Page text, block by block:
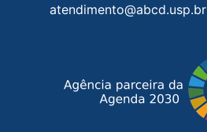
atendimento@abcd.usp.br